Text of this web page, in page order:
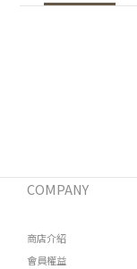
COMPANY
商店介紹
會員權益